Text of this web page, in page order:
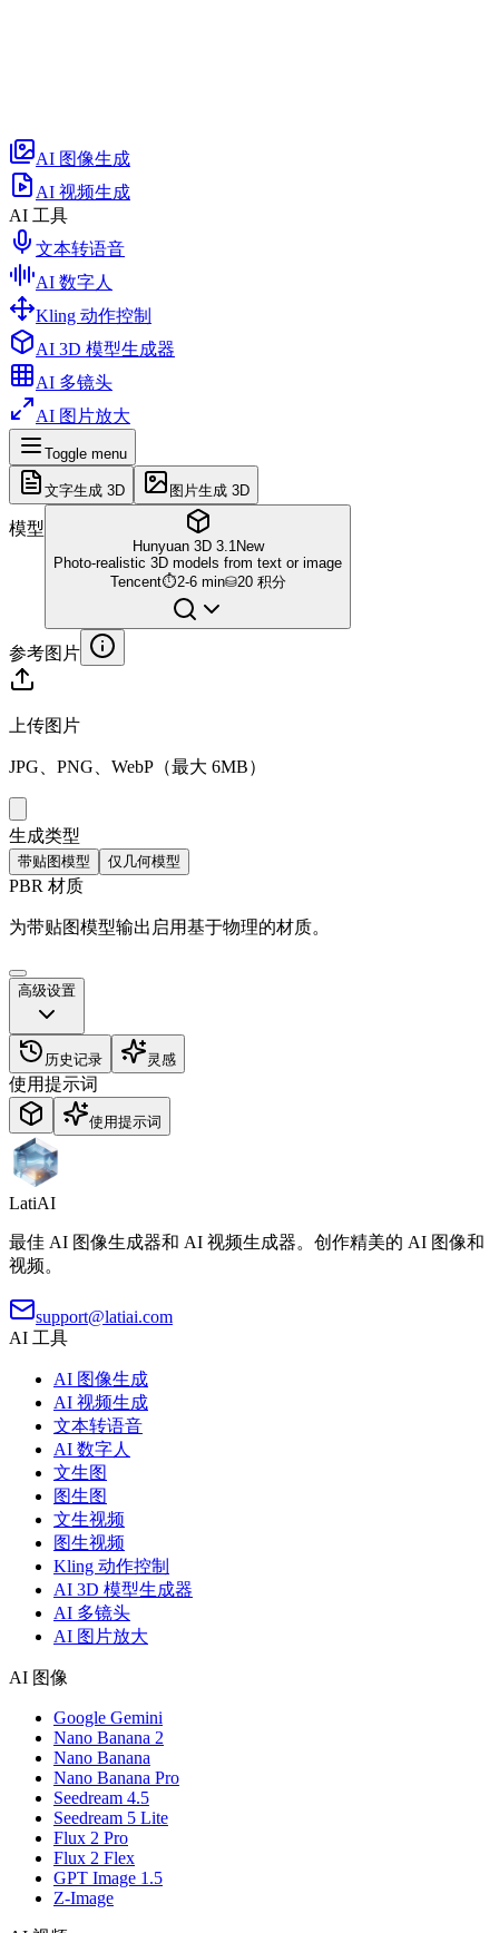
AI 图像生成
AI 视频生成
AI 工具
文本转语音
AI 数字人
Kling 动作控制
AI 3D 模型生成器
AI 多镜头
AI 图片放大
Toggle menu
文字生成 3D 图片生成 3D
模型
Hunyuan 3D 3.1New
Photo-realistic 3D models from text or image
Tencent⏱2-6 min⛁20 积分
参考图片
上传图片
JPG、PNG、WebP（最大 6MB）
生成类型
带贴图模型 仅几何模型
PBR 材质
为带贴图模型输出启用基于物理的材质。
高级设置
历史记录 灵感
使用提示词
LatiAI
最佳 AI 图像生成器和 AI 视频生成器。创作精美的 AI 图像和
视频。
support@latiai.com
AI 工具
AI 图像生成
AI 视频生成
文本转语音
AI 数字人
文生图
图生图
文生视频
图生视频
Kling 动作控制
AI 3D 模型生成器
AI 多镜头
AI 图片放大
AI 图像
Google Gemini
Nano Banana 2
Nano Banana
Nano Banana Pro
Seedream 4.5
Seedream 5 Lite
Flux 2 Pro
Flux 2 Flex
GPT Image 1.5
Z-Image